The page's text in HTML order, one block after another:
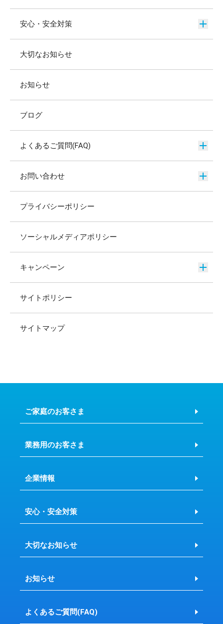
安心・安全対策
大切なお知らせ
お知らせ
ブログ
よくあるご質問(FAQ)
お問い合わせ
プライバシーポリシー
ソーシャルメディアポリシー
キャンペーン
サイトポリシー
サイトマップ
ご家庭のお客さま
業務用のお客さま
企業情報
安心・安全対策
大切なお知らせ
お知らせ
よくあるご質問(FAQ)